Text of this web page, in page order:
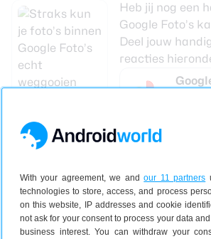
With your agreement, we andour 11 partners
technologies to store, access, and process
on this website, IP addresses and cookie
not ask for your consent to process your data
business interest. You can withdraw your
Straks kun je
foto’s binnen
echt weggooien
wanneer jij dat
wil
Lees verder
Heb jij nog een
Google Foto’s
Deel jouw
reacties